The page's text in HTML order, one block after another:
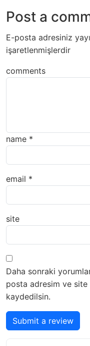
Post a
E-posta adresiniz
işaretlenmişlerdir
comments
name *
email *
site
Daha sonraki
posta adresim ve site
kaydedilsin.
Submit a review